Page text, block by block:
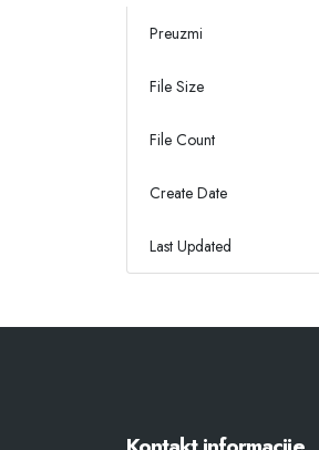
Preuzmi
File Size
File Count
Create Date
Last Updated